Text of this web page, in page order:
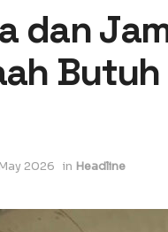
dan
2026 in Headline